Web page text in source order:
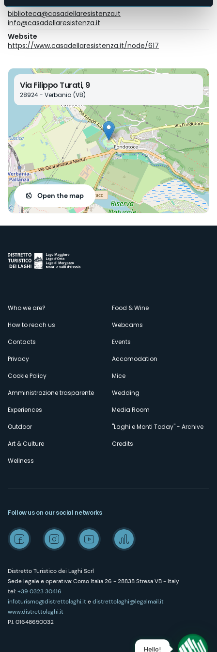
E-mail
biblioteca@casadellaresistenza.it
info@casadellaresistenza.it
Website
https://www.casadellaresistenza.it/node/617
Via Filippo Turati, 9
28924 - Verbania (VB)
Open the map
Menù
secondario
Who we are?
How to reach us
Contacts
Privacy
Cookie Policy
Amministrazione trasparente
Experiences
Outdoor
Art & Culture
Wellness
Food & Wine
Webcams
Events
Accomodation
Mice
Wedding
Media Room
"Laghi e Monti Today" - Archive
Credits
Distretto Turistico dei Laghi Scrl
Sede legale e operativa: Corso Italia 26 - 28838 Stresa VB - Italy
tel:+39 0323 30416
infoturismo@distrettolaghi.itedistrettolaghi@legalmail.it
www.distrettolaghi.it
P.I. 01648650032
Follow us on our social networks